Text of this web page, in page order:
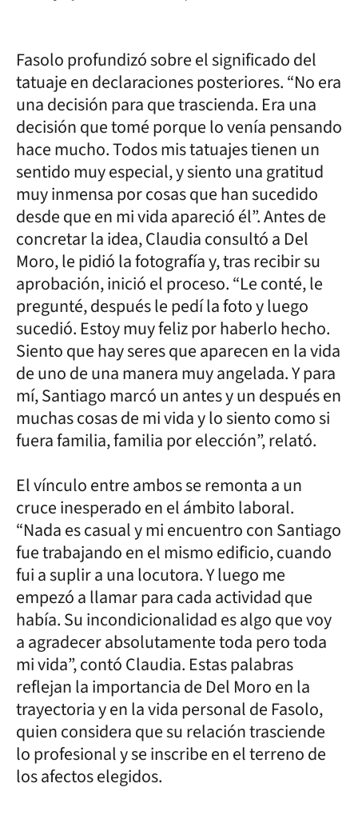
Fasolo profundizó sobre el significado del
tatuaje en declaraciones posteriores. “No era
una decisión para que trascienda. Era una
decisión que tomé porque lo venía pensando
hace mucho. Todos mis tatuajes tienen un
sentido muy especial, y siento una gratitud
muy inmensa por cosas que han sucedido
desde que en mi vida apareció él”. Antes de
concretar la idea, Claudia consultó a Del
Moro, le pidió la fotografía y, tras recibir su
aprobación, inició el proceso. “Le conté, le
pregunté, después le pedí la foto y luego
sucedió. Estoy muy feliz por haberlo hecho.
Siento que hay seres que aparecen en la vida
de uno de una manera muy angelada. Y para
mí, Santiago marcó un antes y un después en
muchas cosas de mi vida y lo siento como si
fuera familia, familia por elección”, relató.
El vínculo entre ambos se remonta a un
cruce inesperado en el ámbito laboral.
“Nada es casual y mi encuentro con Santiago
fue trabajando en el mismo edificio, cuando
fui a suplir a una locutora. Y luego me
empezó a llamar para cada actividad que
había. Su incondicionalidad es algo que voy
a agradecer absolutamente toda pero toda
mi vida”, contó Claudia. Estas palabras
reflejan la importancia de Del Moro en la
trayectoria y en la vida personal de Fasolo,
quien considera que su relación trasciende
lo profesional y se inscribe en el terreno de
los afectos elegidos.